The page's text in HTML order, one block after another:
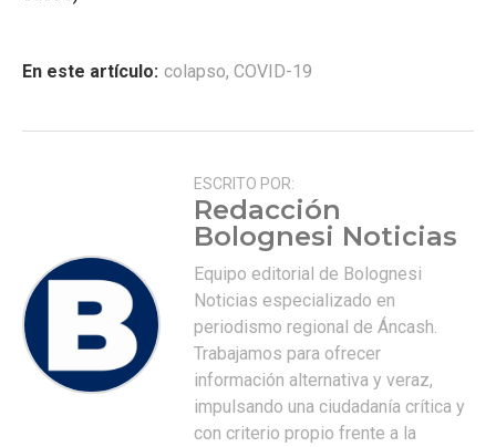
En este artículo: colapso, COVID-19
ESCRITO POR:
Redacción
Bolognesi Noticias
Equipo editorial de Bolognesi
Noticias especializado en
periodismo regional de Áncash.
Trabajamos para ofrecer
información alternativa y veraz,
impulsando una ciudadanía crítica y
con criterio propio frente a la